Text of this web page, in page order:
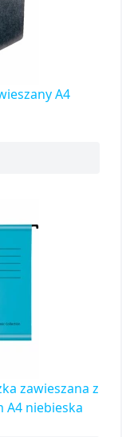
A4
zawieszana z
niebieska